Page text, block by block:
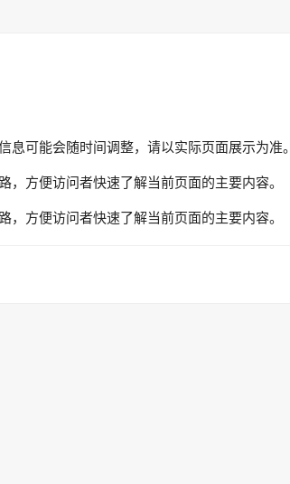
息可能会随时间调整，请以实际页面展示为准。
方便访问者快速了解当前页面的主要内容。
方便访问者快速了解当前页面的主要内容。